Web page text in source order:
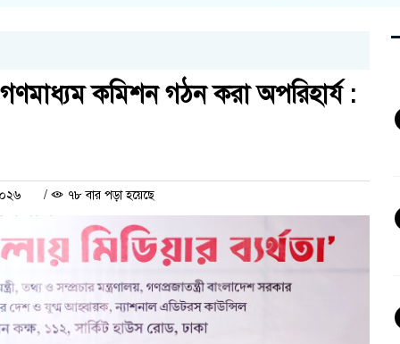
গণমাধ্যম কমিশন গঠন করা অপরিহার্য :
/ ৭৮ বার পড়া হয়েছে